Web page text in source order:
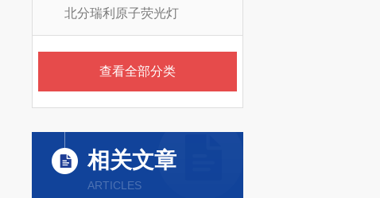
北分瑞利原子荧光灯
查看全部分类
相关文章
ARTICLES